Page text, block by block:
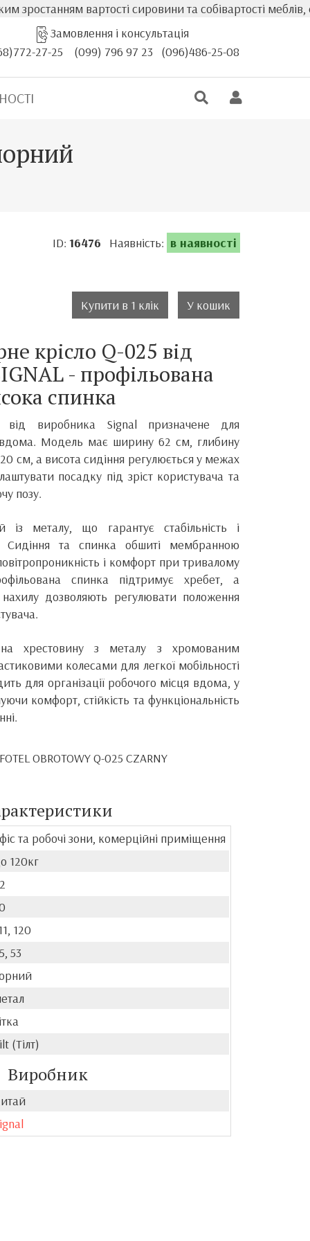
сировини та собівартості меблів, фактична
Замовлення і консультація
27-25
(099) 796 97 23 (096)486-25-08
ID: 16476 Наявність: в наявності
Купити в 1 клік У кошик
крісло Q-025 від
- профільована
спинка
від виробника Signal призначене для
вдома. Модель має ширину 62 см, глибину
см, а висота сидіння регулюється у межах
посадку під зріст користувача та
позу.
із металу, що гарантує стабільність і
Сидіння та спинка обшиті мембранною
і комфорт при тривалому
спинка підтримує хребет, а
дозволяють регулювати положення
на хрестовину з металу з хромованим
колесами для легкої мобільності
для організації робочого місця вдома, у
комфорт, стійкість та функціональність
OBROTOWY Q-025 CZARNY
та робочі зони, комерційні приміщення
120кг
120
53
(Тілт)
Виробник